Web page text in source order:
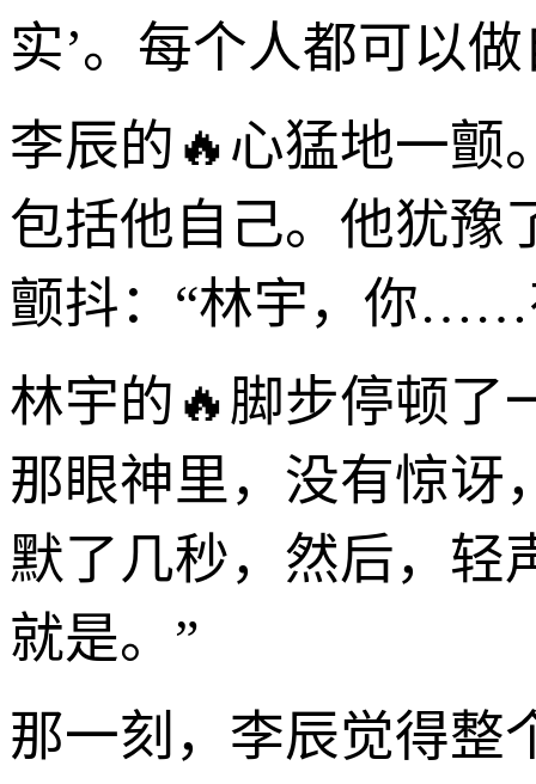
实’。每个人都可以
李辰的🔥心猛地一颤
包括他自己。他犹豫
颤抖：“林宇，你
林宇的🔥脚步停顿了
那眼神里，没有惊讶
默了几秒，然后，轻
就是。”
那一刻，李辰觉得整